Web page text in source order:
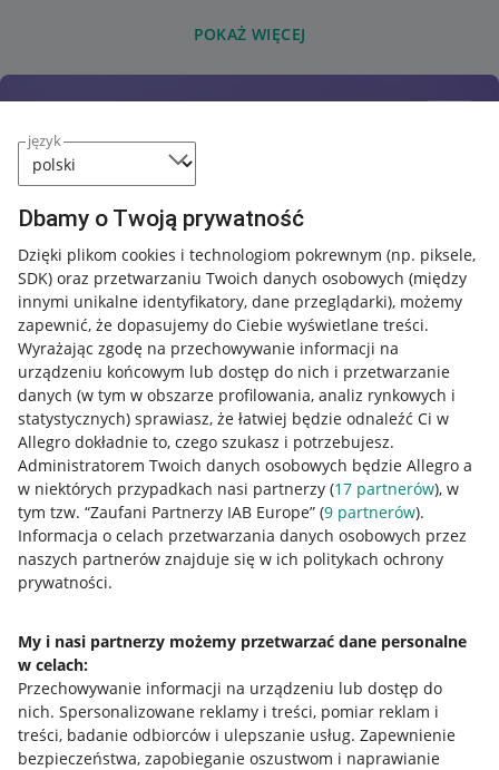
język
Dbamy o Twoją prywatność
Dzięki plikom cookies i technologiom pokrewnym (np. piksele,
SDK) oraz przetwarzaniu Twoich danych osobowych (między
innymi unikalne identyfikatory, dane przeglądarki), możemy
zapewnić, że dopasujemy do Ciebie wyświetlane treści.
Wyrażając zgodę na przechowywanie informacji na
urządzeniu końcowym lub dostęp do nich i przetwarzanie
danych (w tym w obszarze profilowania, analiz rynkowych i
statystycznych) sprawiasz, że łatwiej będzie odnaleźć Ci w
Allegro dokładnie to, czego szukasz i potrzebujesz.
Administratorem Twoich danych osobowych będzie Allegro a
w niektórych przypadkach nasi partnerzy (17 partnerów), w
tym tzw. “Zaufani Partnerzy IAB Europe” (9 partnerów).
Informacja o celach przetwarzania danych osobowych przez
naszych partnerów znajduje się w ich politykach ochrony
prywatności.
My i nasi partnerzy możemy przetwarzać dane personalne
w celach:
Przechowywanie informacji na urządzeniu lub dostęp do
nich. Spersonalizowane reklamy i treści, pomiar reklam i
treści, badanie odbiorców i ulepszanie usług. Zapewnienie
bezpieczeństwa, zapobieganie oszustwom i naprawianie
POKAŻ WIĘCEJ
Przydatne informacje
Jak to działa
Allegro Gadane dla sprzedających
Allegro Gadane dla kupujących
Mapa miejscowości